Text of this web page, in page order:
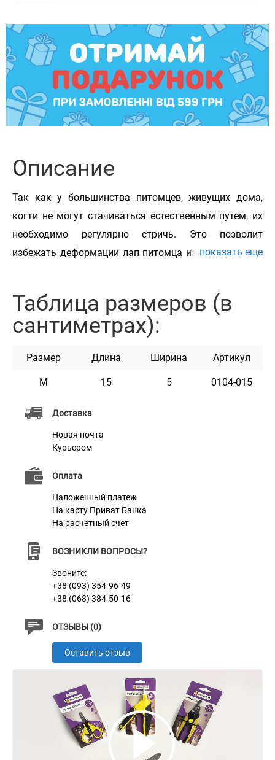
Доставка
Новая почта
Курьером
Оплата
Наложенный платеж
На карту Приват Банка
На расчетный счет
ВОЗНИКЛИ ВОПРОСЫ?
Звоните:
+38 (093) 354-96-49
+38 (068) 384-50-16
ОТЗЫВЫ (0)
Оставить отзыв
Описание
Так как у большинства питомцев, живущих дома,
когти не могут стачиваться естественным путем, их
необходимо регулярно стричь. Это позволит
избежать деформации лап питомца из-за чрезмерно
и других средних и крупных животных. Это
незаменимый и необходимый инструмент для ухода
длительное время будет оставаться достаточно
острым. Когтерез Bronzedog – незаменимая и
питомцем.
Характеристики
Цвет
показать еще
Таблица размеров (в
сантиметрах):
Размер Длина Ширина Артикул
M 15 5 0104-015